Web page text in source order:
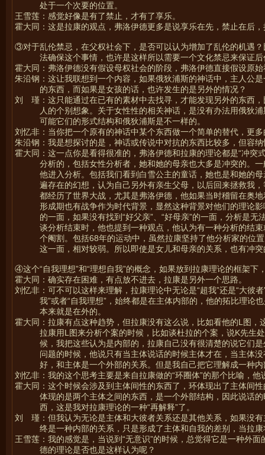
处于一个次要的位置。
王雪莲：感觉好像是有了禁止，才有了享乐。
霍大同：这是拉康的观点，弗洛伊德更多是说享乐在先，禁止在后
③对于乱伦禁忌，在父权社会下，是否可以认为增加了乱伦的机遇
法确保这个事情，也许是这样所以需要一个文化禁忌来保证
霍大同：弗洛伊德没有假设母权社会的阶段，弗洛伊德直接假设原
朱沿钢：这让我联想到一个内容，如果俄狄浦斯的神话中，主人公
的东西，而如果是女孩的话，也许发生的是另外的情况？
刘 瑾：这只能通过在已有的素材中去找寻，才能发现另外的东西
人的个别想象。关于女性性的相关神话，是没有办法用俄狄
可能它们的形式结构和俄狄浦斯是不一样的。
刘忆非：当你把一个原有的神话中某个东西做一个简单的替代，更
朱沿钢：我是想探讨的是，神话或传说中对抗的东西比较多，但容
霍大同：这一点你是看得很准的，弗洛伊德和拉康的理论都是“冲
分析的，包括女性分析者，她和她的母亲也大多是冲突的。
他进入分析。包括我们看到白雪公主的童话，她也是和她的
遍存在的幻想，认为自己另外有亲生父母，以后回来拯救我
都经历了世界大战，尤其是弗洛伊德，他如果当时稽留在奥
形成期也有战争作为时代背景，显然这种背景对他们的理论
的一面，如果没有找到“好父亲”、“好母亲”的一面，分析是
谈分析结束时，他也提到一种观点，他认为有一种分析的结
个阉割。包括68年的运动中，虽然拉康坚持了他分析家的位
这一面，相对较弱。所以即使是女儿和母亲的关系，也有冲
④这个“自我理想”和“理想自我”的概念，如果放到拉康理论的框架下
霍大同：确实存在困难，有点放不进去，拉康是另外一个思路。
刘忆非：可不可以这样来理解，拉康理论中无论是“超我”还是“大彼
我”或者“自我理想”，始终都是在主体内部的，他的拓比理
本来就是在外的。
霍大同：拉康有点这种趋势，但拉康没有这么说，比如看他的L图
拉康用L图来分析个案的时候，比如谈杜拉的个案，说K先生
候，我把这些认为是内部的，拉康自己没有很清楚的说它们
问题的时候，他说只有当主体说话的时候主体才在，当主体
好，和主体是一个外部的关系。但是我自己把它理解成一种
刘忆非：我的这个思考主要是来自拉康做的“环圈体”的那个比喻，
霍大同：这个时候会涉及到主体间性的东西了，环体现出了主体间
体现的是两个主体之间的东西，是一个外部结构，因此说话
西，这是我对拉康理论的一种“再解释”了。
刘 瑾：但我认为无论是主体和大彼者关系还是其他关系，如果没
终是一种内部的关系，只是形成了主体和自我的差别，当拉
王雪莲：我的感觉是，当说到“无意识”的时候，总觉得它是一种外
德的理论是否也是这样认为呢？